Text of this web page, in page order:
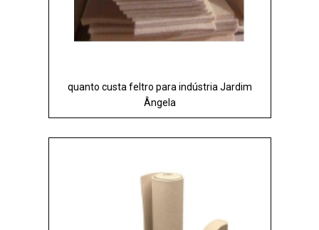
quanto custa feltro para indústria Jardim
Ângela